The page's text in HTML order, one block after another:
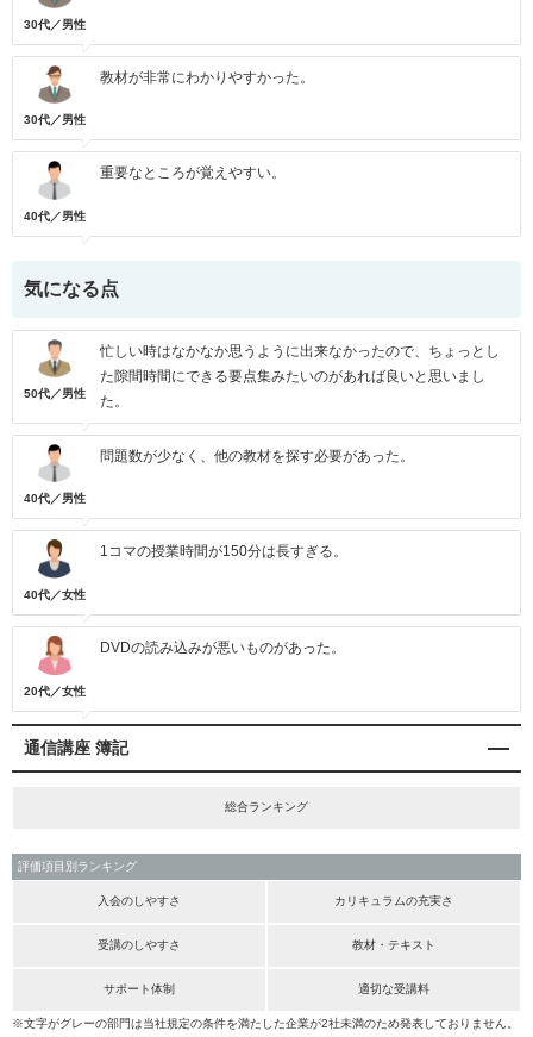
30代／男性
30代／男性
教材が非常にわかりやすかった。
40代／男性
重要なところが覚えやすい。
気になる点
50代／男性
忙しい時はなかなか思うように出来なかったので、ちょっとし
た隙間時間にできる要点集みたいのがあれば良いと思いまし
た。
40代／男性
問題数が少なく、他の教材を探す必要があった。
40代／女性
1コマの授業時間が150分は長すぎる。
20代／女性
DVDの読み込みが悪いものがあった。
通信講座 簿記
総合ランキング
評価項目別ランキング
入会のしやすさ カリキュラムの充実さ
受講のしやすさ 教材・テキスト
サポート体制 適切な受講料
※文字がグレーの部門は当社規定の条件を満たした企業が2社未満のため発表しておりません。